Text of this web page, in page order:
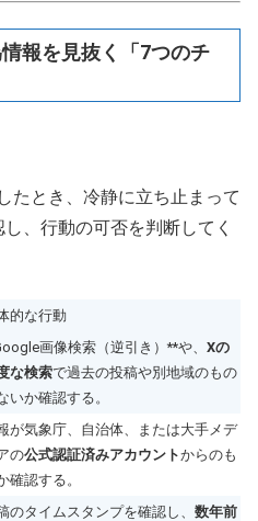
報を見抜く「7つのチ
たとき、冷静に立ち止まって
、行動の可否を判断してく
的な行動
画像検索（逆引き）**や、 Xの
な検索で過去の投稿や別地域のもの
いか確認する。
が気象庁、自治体、または大手メデ
の公式認証済みアカウントからのも
確認する。
のタイムスタンプを確認し、 数年前